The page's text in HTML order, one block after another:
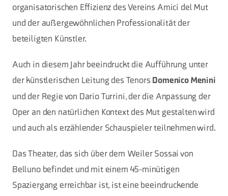
organisatorischen Effizienz des Vereins Amici del Mut
und der außergewöhnlichen Professionalität der
beteiligten Künstler.
Auch in diesem Jahr beeindruckt die Aufführung unter
der künstlerischen Leitung des Tenors Domenico Menini
und der Regie von Dario Turrini, der die Anpassung der
Oper an den natürlichen Kontext des Mut gestalten wird
und auch als erzählender Schauspieler teilnehmen wird.
Das Theater, das sich über dem Weiler Sossai von
Belluno befindet und mit einem 45-minütigen
Spaziergang erreichbar ist, ist eine beeindruckende